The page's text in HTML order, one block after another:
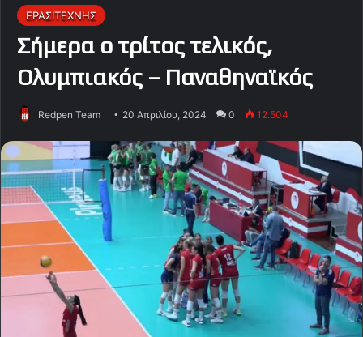
ΕΡΑΣΙΤΕΧΝΗΣ
Σήμερα ο τρίτος τελικός,
Ολυμπιακός – Παναθηναϊκός
Redpen Team 20 Απριλίου, 2024 0 12.504